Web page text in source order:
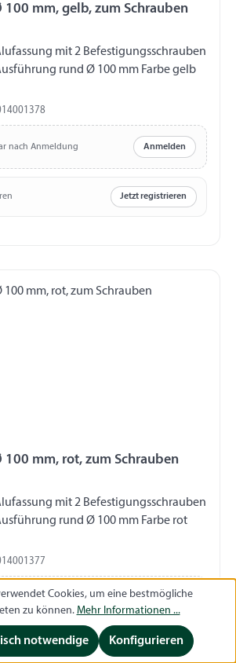
100 mm, gelb, zum Schrauben
mit 2 Befestigungsschrauben
rund Ø 100 mm Farbe gelb
nach Anmeldung Anmelden
Jetzt registrieren
100 mm, rot, zum Schrauben
mit 2 Befestigungsschrauben
rund Ø 100 mm Farbe rot
nach Anmeldung Anmelden
Jetzt registrieren
Cookies, um eine bestmögliche
zu können.Mehr Informationen ...
notwendige Konfigurieren